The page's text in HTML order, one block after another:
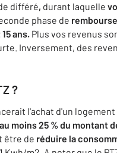
différé, durant laquelle
phase de
ans. Plus vos revenus
Inversement, des
?
l'achat d'un
moins 25 % du montant
être de réduire la